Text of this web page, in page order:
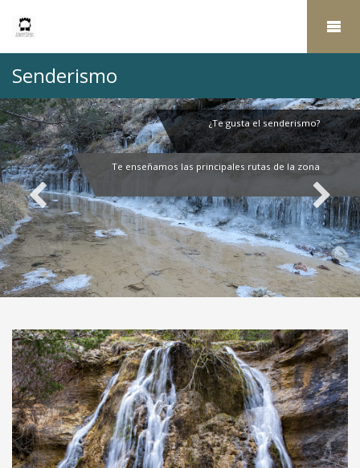
Senderismo
¿Te gusta el senderismo?
Te enseñamos las principales rutas de la zona